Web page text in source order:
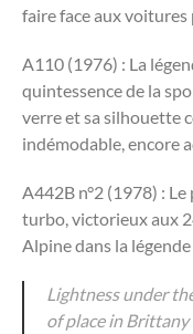
faire face aux voitures
A110 (1976) : La
quintessence de la
verre et sa silhouette
indémodable, encore
A442B n°2 (1978) :
turbo, victorieux aux
Alpine dans la
Lightness under
of place in Brittany